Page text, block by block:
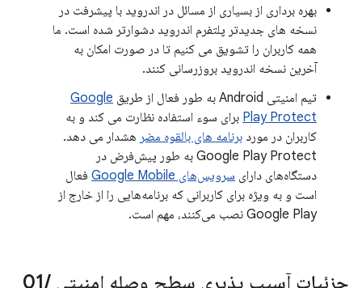
بهره برداری از بسیاری از مسائل در اندروید با پیشرفت در
نسخه های جدیدتر پلتفرم اندروید دشوارتر شده است. ما
همه کاربران را تشویق می کنیم تا در صورت امکان به
آخرین نسخه اندروید بروزرسانی کنند.
تیم امنیتی Android به طور فعال از طریق
Google
Play Protect برای سوء استفاده نظارت می کند و به
کاربران در مورد برنامه های بالقوه مضر هشدار می دهد.
Google Play Protect به طور پیش‌فرض در
دستگاه‌های دارای سرویس‌های Google Mobile
فعال
است و به ویژه برای کاربرانی که برنامه‌هایی را از خارج از
Google Play نصب می‌کنند، مهم است.
جزئیات آسیب پذیری سطح وصله امنیتی 01 /